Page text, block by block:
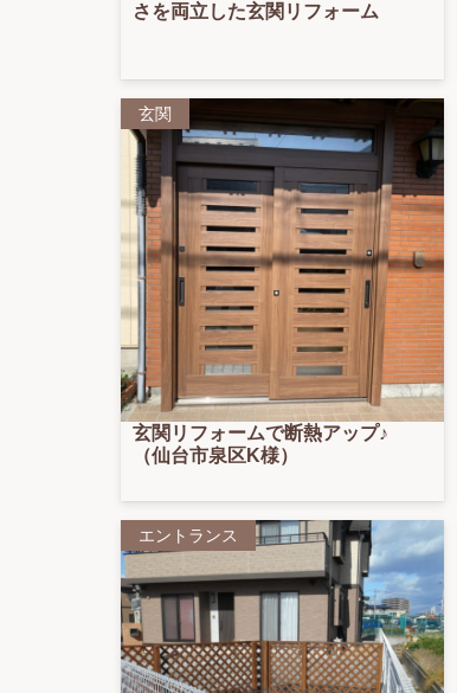
さを両立した玄関リフォーム
玄関
玄関リフォームで断熱アップ♪
（仙台市泉区K様）
エントランス